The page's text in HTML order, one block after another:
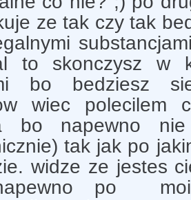
ze tak czy tak
to skonczysz w
bo bedziesz
wiec polecilem
bo napewno
tak jak po
widze ze jestes
po